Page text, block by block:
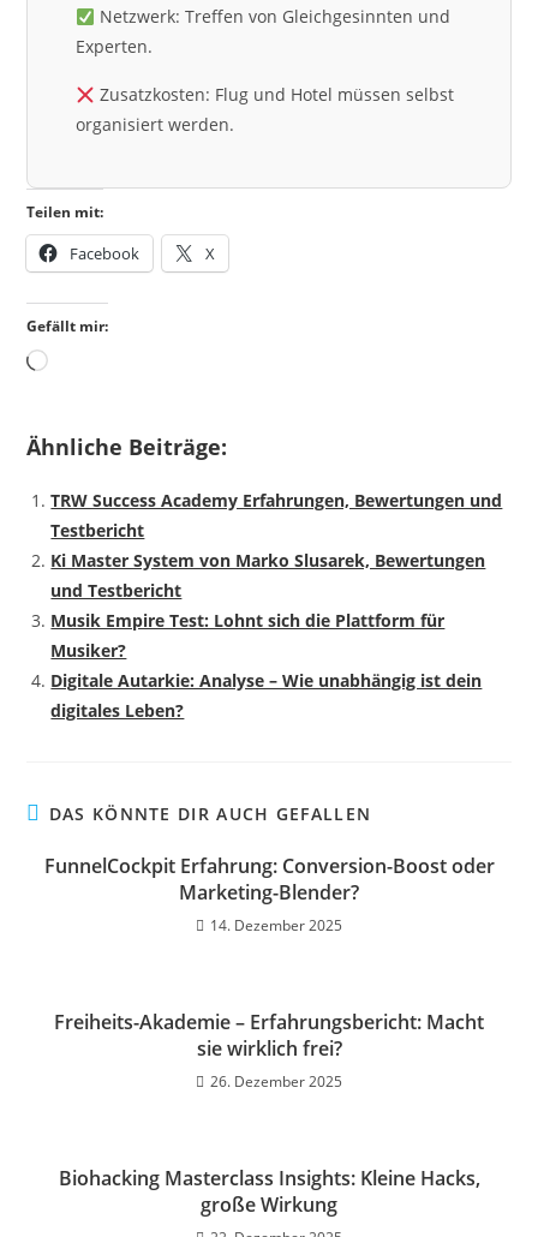
Netzwerk: Treffen von Gleichgesinnten und
Experten.
Zusatzkosten: Flug und Hotel müssen selbst
organisiert werden.
Teilen mit:
Facebook X
Gefällt mir:
Wird
Ähnliche Beiträge:
TRW Success Academy Erfahrungen, Bewertungen und
Testbericht
Ki Master System von Marko Slusarek, Bewertungen
und Testbericht
Musik Empire Test: Lohnt sich die Plattform für
Musiker?
Digitale Autarkie: Analyse – Wie unabhängig ist dein
digitales Leben?
DAS KÖNNTE DIR AUCH GEFALLEN
FunnelCockpit Erfahrung: Conversion-Boost oder
Marketing-Blender?
14. Dezember 2025
Freiheits-Akademie – Erfahrungsbericht: Macht
sie wirklich frei?
26. Dezember 2025
Biohacking Masterclass Insights: Kleine Hacks,
große Wirkung